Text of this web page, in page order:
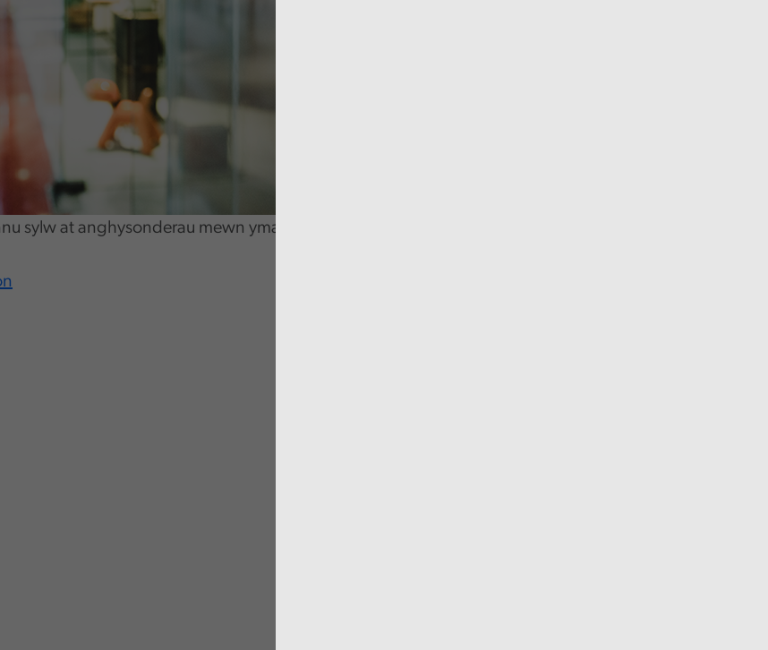
sylw at anghysonderau mewn ymatebion tân ac achub i alwadau